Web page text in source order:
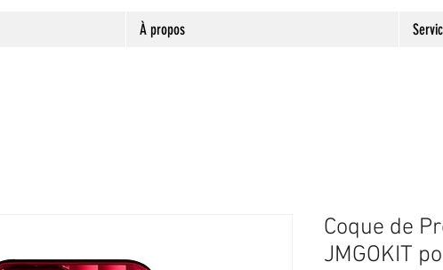
À propos
Coque de
JMGOKIT